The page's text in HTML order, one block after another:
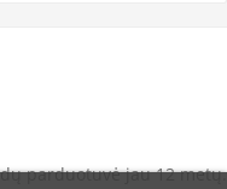
parduotuvė jau 12 metų.